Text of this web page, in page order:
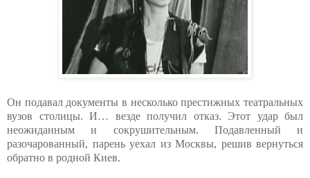
Он подавал документы в несколько престижных театральных
вузов столицы. И… везде получил отказ. Этот удар был
неожиданным и сокрушительным. Подавленный и
разочарованный, парень уехал из Москвы, решив вернуться
обратно в родной Киев.